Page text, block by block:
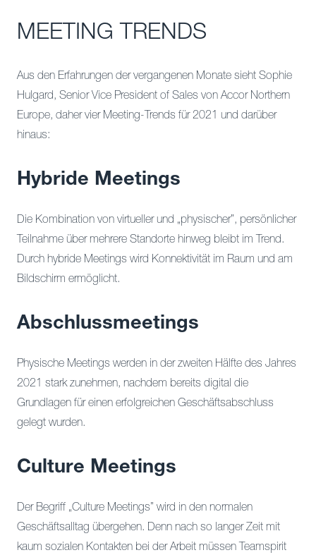
MEETING TRENDS
Aus den Erfahrungen der vergangenen Monate sieht Sophie
Hulgard, Senior Vice President of Sales von Accor Northern
Europe, daher vier Meeting-Trends für 2021 und darüber
hinaus:
Hybride Meetings
Die Kombination von virtueller und „physischer”, persönlicher
Teilnahme über mehrere Standorte hinweg bleibt im Trend.
Durch hybride Meetings wird Konnektivität im Raum und am
Bildschirm ermöglicht.
Abschlussmeetings
Physische Meetings werden in der zweiten Hälfte des Jahres
2021 stark zunehmen, nachdem bereits digital die
Grundlagen für einen erfolgreichen Geschäftsabschluss
gelegt wurden.
Culture Meetings
Der Begriff „Culture Meetings” wird in den normalen
Geschäftsalltag übergehen. Denn nach so langer Zeit mit
kaum sozialen Kontakten bei der Arbeit müssen Teamspirit